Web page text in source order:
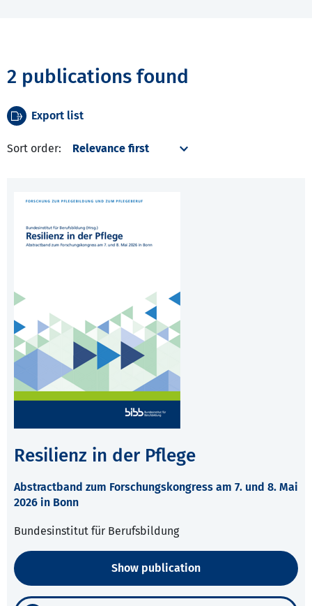
2 publications found
Export list
Sort order:
Resilienz in der Pflege
Abstractband zum Forschungskongress am 7. und 8. Mai
2026 in Bonn
Bundesinstitut für Berufsbildung
Show publication